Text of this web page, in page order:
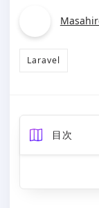
Laravel
目次
レスポン